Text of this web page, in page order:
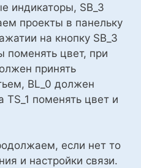
индикаторы, SB_3
проекты в панельку
на кнопку SB_3
поменять цвет, при
принять
BL_0 должен
TS_1 поменять цвет и
если нет то
и настройки связи.